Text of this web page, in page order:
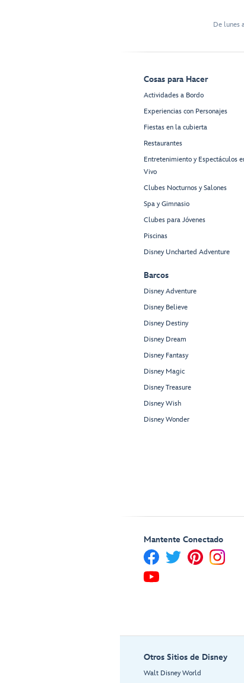
De lunes
Cosas para Hacer
Actividades a Bordo
Experiencias con Personajes
Fiestas en la cubierta
Restaurantes
Entretenimiento y Espectáculos
Vivo
Clubes Nocturnos y Salones
Spa y Gimnasio
Clubes para Jóvenes
Piscinas
Disney Uncharted Adventure
Barcos
Disney Adventure
Disney Believe
Disney Destiny
Disney Dream
Disney Fantasy
Disney Magic
Disney Treasure
Disney Wish
Disney Wonder
Mantente Conectado
Otros Sitios de Disney
Walt Disney World